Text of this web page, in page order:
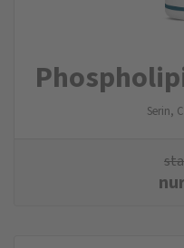
Serin,